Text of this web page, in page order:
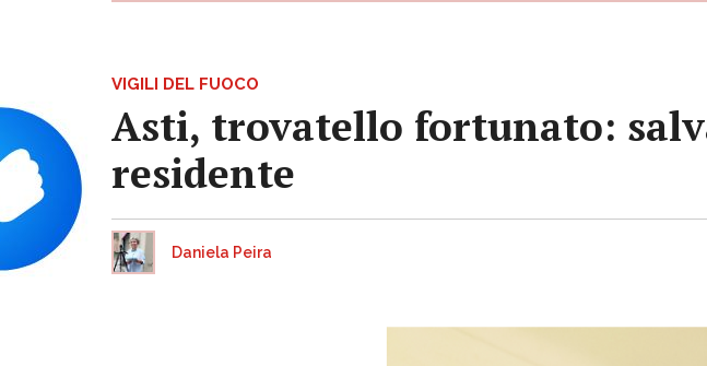
VIGILI DEL FUOCO
Asti, trovatello fortunato:
residente
Daniela Peira